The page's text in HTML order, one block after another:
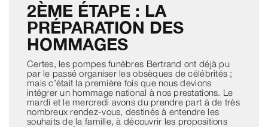
2ÈME ÉTAPE : LA
PRÉPARATION DES
HOMMAGES
Certes, les pompes funèbres Bertrand ont déjà pu
par le passé organiser les obsèques de célébrités ;
mais c’était la première fois que nous devions
intégrer un hommage national à nos prestations. Le
mardi et le mercredi avons du prendre part à de très
nombreux rendez-vous, destinés à entendre les
souhaits de la famille, à découvrir les propositions